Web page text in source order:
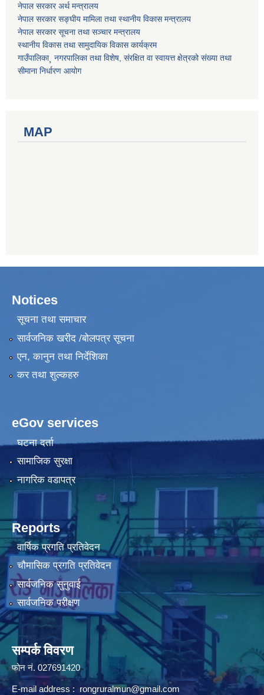
नेपाल सरकार अर्थ मन्त्रालय
नेपाल सरकार सङ्घीय मामिला तथा स्थानीय विकास मन्त्रालय
नेपाल सरकार सूचना तथा सञ्चार मन्त्रालय
स्थानीय विकास तथा सामुदायिक विकास कार्यक्रम
गाउँपालिका¸ नगरपालिका तथा विशेष, संरक्षित वा स्वायत्त क्षेत्रको संख्या तथा
सीमाना निर्धारण आयोग
MAP
Notices
सूचना तथा समाचार
सार्वजनिक खरीद /बोलपत्र सूचना
एन, कानुन तथा निर्देशिका
कर तथा शुल्कहरु
eGov services
घटना दर्ता
सामाजिक सुरक्षा
नागरिक वडापत्र
Reports
वार्षिक प्रगति प्रतिवेदन
चौमासिक प्रगति प्रतिवेदन
सार्वजनिक सुनुवाई
सार्वजनिक परीक्षण
सम्पर्क विवरण
फोन न‌ं. 027691420
E-mail address : rongruralmun@gmail.com